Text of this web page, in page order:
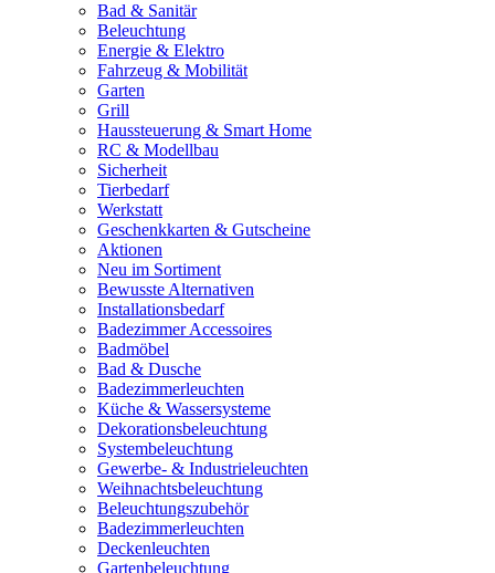
Bad & Sanitär
Beleuchtung
Energie & Elektro
Fahrzeug & Mobilität
Garten
Grill
Haussteuerung & Smart Home
RC & Modellbau
Sicherheit
Tierbedarf
Werkstatt
Geschenkkarten & Gutscheine
Aktionen
Neu im Sortiment
Bewusste Alternativen
Installationsbedarf
Badezimmer Accessoires
Badmöbel
Bad & Dusche
Badezimmerleuchten
Küche & Wassersysteme
Dekorationsbeleuchtung
Systembeleuchtung
Gewerbe- & Industrieleuchten
Weihnachtsbeleuchtung
Beleuchtungszubehör
Badezimmerleuchten
Deckenleuchten
Gartenbeleuchtung